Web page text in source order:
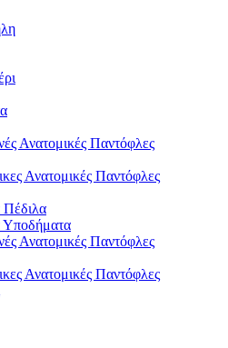
Ανατομικές Παντόφλες
Ανατομικές Παντόφλες
Πέδιλα
Υποδήματα
Ανατομικές Παντόφλες
Ανατομικές Παντόφλες